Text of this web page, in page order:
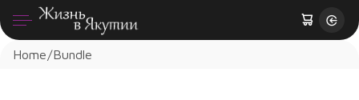
Home Bundle